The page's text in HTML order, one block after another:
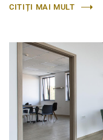
CITIȚI MAI MULT